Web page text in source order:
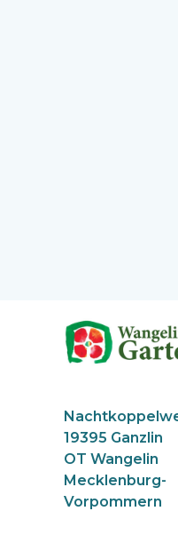
19395 Ganzlin
OT Wangelin
Mecklenburg-
Vorpommern